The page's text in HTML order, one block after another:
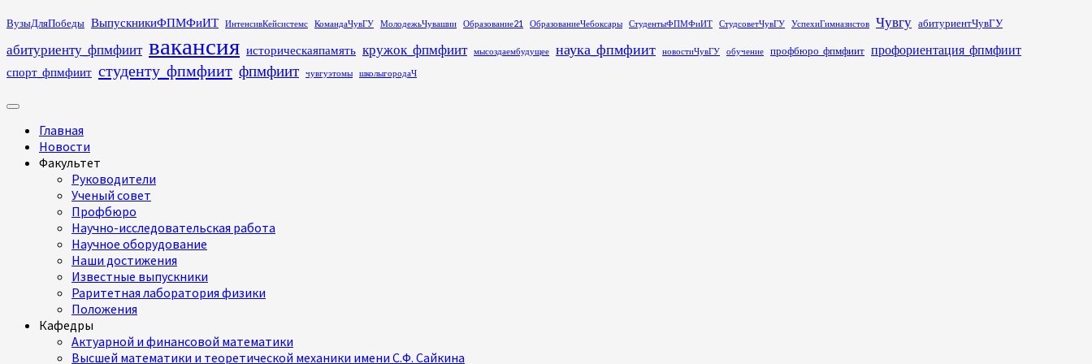
Перейти
содержимому
ВузыДляПобеды ВыпускникиФПМФиИТ ИнтенсивКейсистемс КомандаЧувГУ МолодежьЧувашии Образование21 ОбразованиеЧебоксары СтудентыФПМФиИТ СтудсоветЧувГУ УспехиГимназистов Чувгу абитуриентЧувГУ
абитуриенту_фпмфиит вакансия историческаяпамять кружок_фпмфиит мысоздаембудущее наука_фпмфиит новостиЧувГУ обучение профбюро_фпмфиит профориентация_фпмфиит
спорт_фпмфиит студенту_фпмфиит фпмфиит чувгуэтомы школыгородаЧ
Основное
Главная
Новости
Факультет
Руководители
Ученый совет
Профбюро
Научно-исследовательская работа
Научное оборудование
Наши достижения
Известные выпускники
Раритетная лаборатория физики
Положения
Кафедры
Актуарной и финансовой математики
Высшей математики и теоретической механики имени С.Ф. Сайкина